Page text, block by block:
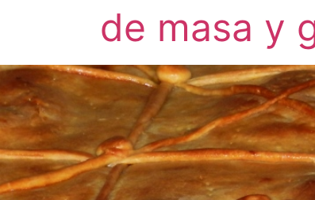
de masa y